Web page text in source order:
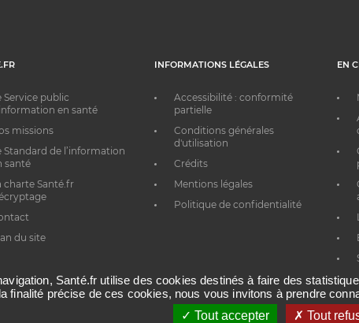
Service public
en santé
missions
Standard de l’information
santé
charte Santé.fr
du site
INFORMATIONS LÉGALES
Accessibilité : conformité
partielle
Conditions générales
d'utilisation
Crédits
Mentions légales
Politique de confidentialité
EN
Santé.fr utilise des cookies destinés à faire des
finalité précise de ces cookies, nous vous invitons à prendre
Tout accepter
Tout